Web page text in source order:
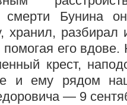
смерти Бунина
хранил, разбирал
его вдове.
крест,
и ему рядом
— 9